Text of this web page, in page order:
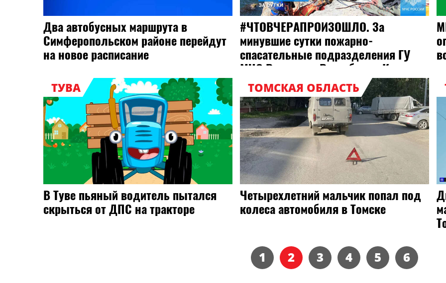
Два автобусных маршрута в
Симферопольском районе перейдут
на новое расписание
#ЧТОВЧЕРАПРОИЗОШЛО. За
минувшие сутки пожарно-
спасательные подразделения ГУ
МЧС России по Республике Крым
реагировали на: 7 пожаров, из них:
ТУВА
В Туве пьяный водитель пытался
скрыться от ДПС на тракторе
ТОМСКАЯ ОБЛАСТЬ
Четырехлетний мальчик попал под
колеса автомобиля в Томске
1 2 3 4 5 6